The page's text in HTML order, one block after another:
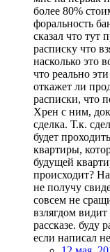
более 80%
форальность
сказал что тут
расписку что
насколько это
что реально
откажет ли
расписки, что
Хрен с ним,
сделка. Т.к.
будет
квартиры,
будущей
происходит?
не получу
совсем не
взлягдом
рассказе. буду
если написал